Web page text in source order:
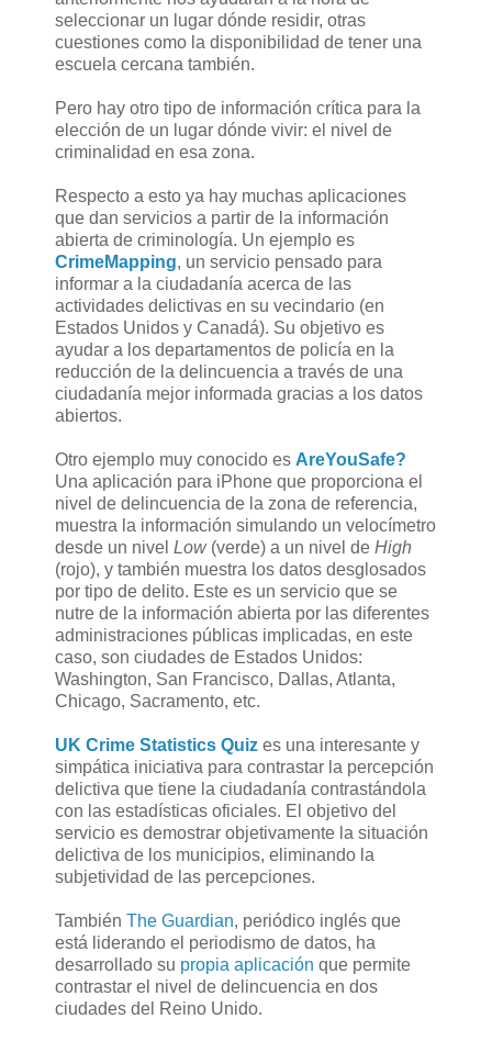
seleccionar un lugar dónde residir, otras
cuestiones como la disponibilidad de tener una
escuela cercana también.
Pero hay otro tipo de información crítica para la
elección de un lugar dónde vivir: el nivel de
criminalidad en esa zona.
Respecto a esto ya hay muchas aplicaciones
que dan servicios a partir de la información
abierta de criminología. Un ejemplo es
CrimeMapping, un servicio pensado para
informar a la ciudadanía acerca de las
actividades delictivas en su vecindario (en
Estados Unidos y Canadá). Su objetivo es
ayudar a los departamentos de policía en la
reducción de la delincuencia a través de una
ciudadanía mejor informada gracias a los datos
abiertos.
Otro ejemplo muy conocido es AreYouSafe?
Una aplicación para iPhone que proporciona el
nivel de delincuencia de la zona de referencia,
muestra la información simulando un velocímetro
desde un nivel Low (verde) a un nivel de High
(rojo), y también muestra los datos desglosados
por tipo de delito. Este es un servicio que se
nutre de la información abierta por las diferentes
administraciones públicas implicadas, en este
caso, son ciudades de Estados Unidos:
Washington, San Francisco, Dallas, Atlanta,
Chicago, Sacramento, etc.
UK Crime Statistics Quiz es una interesante y
simpática iniciativa para contrastar la percepción
delictiva que tiene la ciudadanía contrastándola
con las estadísticas oficiales. El objetivo del
servicio es demostrar objetivamente la situación
delictiva de los municipios, eliminando la
subjetividad de las percepciones.
También The Guardian, periódico inglés que
está liderando el periodismo de datos, ha
desarrollado su propia aplicación que permite
contrastar el nivel de delincuencia en dos
ciudades del Reino Unido.